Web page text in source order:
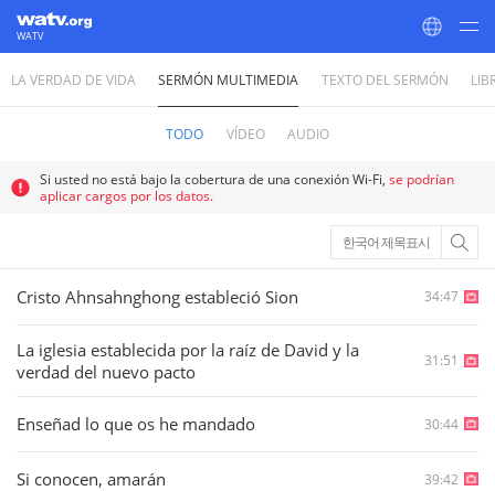
WATV
World Mission Society Church of God
LA VERDAD DE VIDA SERMÓN MULTIMEDIA TEXTO DEL SERMÓN
TODO VÍDEO AUDIO
Si usted no está bajo la cobertura de una conexión Wi-Fi, se podrían
aplicar cargos por los datos.
한국어 제목표시
Cristo Ahnsahnghong estableció Sion 34:47
La iglesia establecida por la raíz de David y la
verdad del nuevo pacto
31:51
Enseñad lo que os he mandado 30:44
Si conocen, amarán 39:42